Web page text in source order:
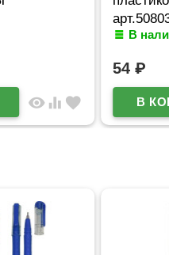
visibility equalizer favorite
В
54₽